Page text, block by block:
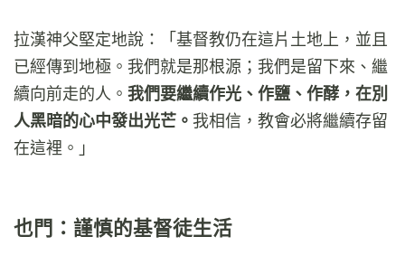
拉漢神父堅定地說：「基督教仍在這片土地上，並且
已經傳到地極。我們就是那根源；我們是留下來、繼
續向前走的人。 我們要繼續作光、作鹽、作酵，在別
人黑暗的心中發出光芒。 我相信，教會必將繼續存留
在這裡。」
也門：謹慎的基督徒生活